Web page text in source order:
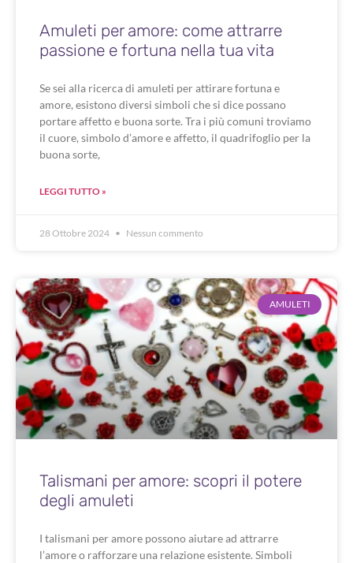
Amuleti per amore: come attrarre
passione e fortuna nella tua vita
Se sei alla ricerca di amuleti per attirare fortuna e
amore, esistono diversi simboli che si dice possano
portare affetto e buona sorte. Tra i più comuni troviamo
il cuore, simbolo d’amore e affetto, il quadrifoglio per la
buona sorte,
LEGGI TUTTO »
28 Ottobre 2024 Nessun commento
AMULETI
Talismani per amore: scopri il potere
degli amuleti
I talismani per amore possono aiutare ad attrarre
l’amore o rafforzare una relazione esistente. Simboli